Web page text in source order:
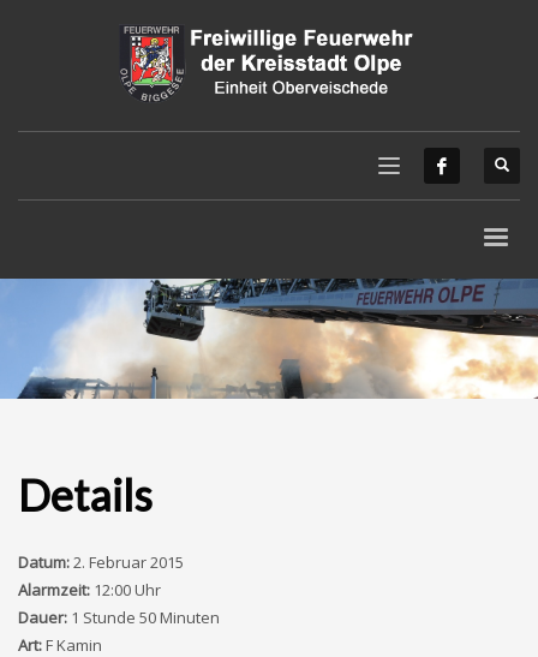
Details
Datum:2. Februar 2015
Alarmzeit: 12:00 Uhr
Dauer: 1 Stunde 50 Minuten
Art:F Kamin